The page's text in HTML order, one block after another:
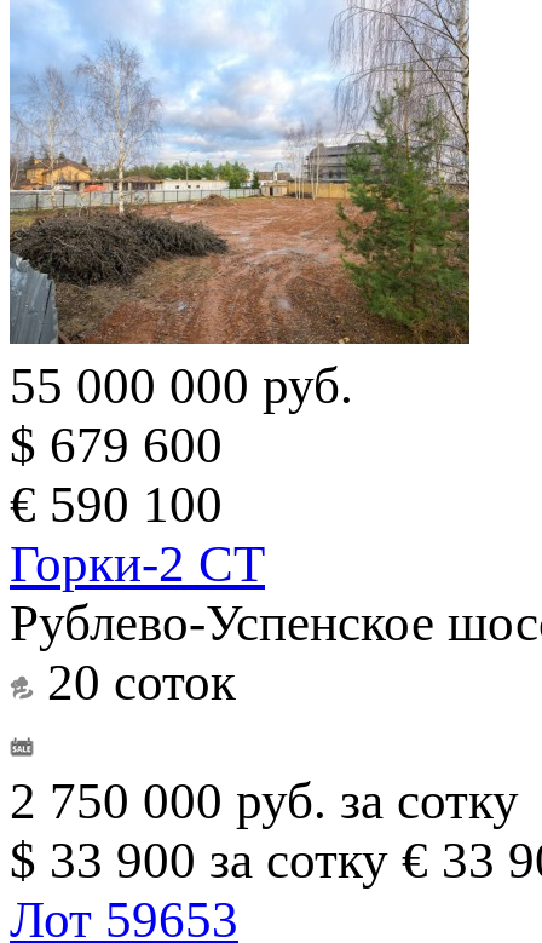
55 000 000 руб.
$ 679 600
€ 590 100
Горки-2 СТ
Рублево-Успенское
20 соток
2 750 000 руб. за сотку
$ 33 900 за сотку € 33
Лот 59653